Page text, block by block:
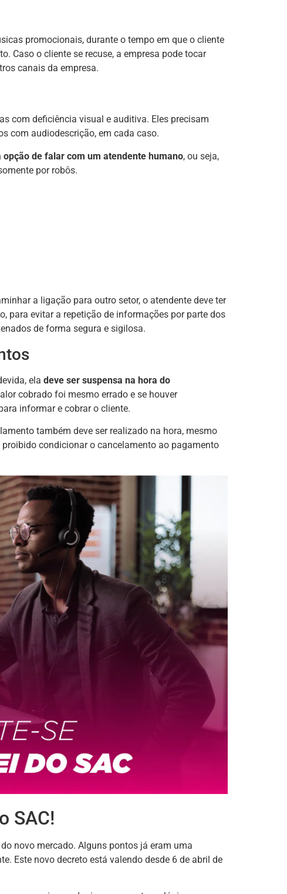
promocionais, durante o tempo em que o cliente
Caso o cliente se recuse, a empresa pode tocar
canais da empresa.
com deficiência visual e auditiva. Eles precisam
com audiodescrição, em cada caso.
opção de falar com um atendente humano, ou seja,
por robôs.
a ligação para outro setor, o atendente deve ter
para evitar a repetição de informações por parte dos
de forma segura e sigilosa.
ela deve ser suspensa na hora do
cobrado foi mesmo errado e se houver
informar e cobrar o cliente.
também deve ser realizado na hora, mesmo
condicionar o cancelamento ao pagamento
SAC!
novo mercado. Alguns pontos já eram uma
Este novo decreto está valendo desde 6 de abril de